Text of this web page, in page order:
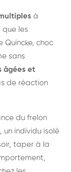
à
les
choc
sans
âgées et
de réaction
du frelon
un individu isolé
taper à la